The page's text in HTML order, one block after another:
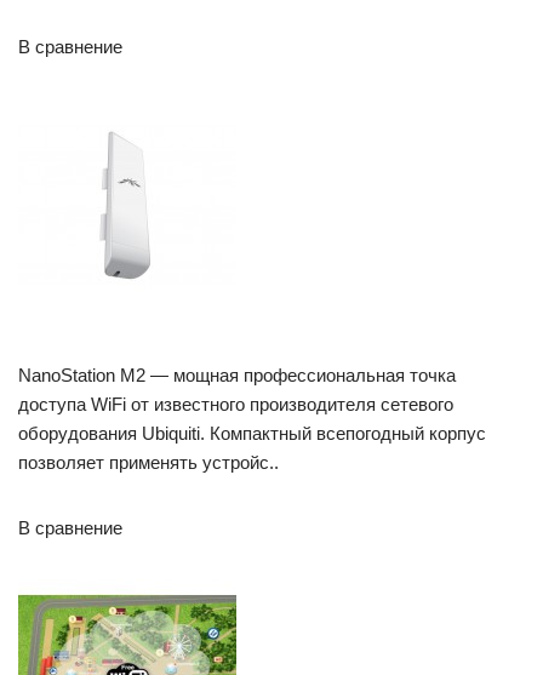
В сравнение
NanoStation M2 — мощная профессиональная точка
доступа WiFi от известного производителя сетевого
оборудования Ubiquiti. Компактный всепогодный корпус
позволяет применять устройс..
В сравнение